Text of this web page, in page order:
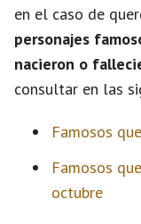
en el caso de
personajes
nacieron o
consultar en las
Famosos
Famosos
octubre